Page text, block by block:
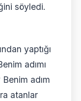
söyledi.
yaptığı
adımı
adım
atanlar